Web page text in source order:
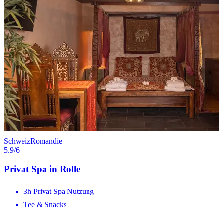
SchweizRomandie
5.9/6
Privat Spa in Rolle
3h Privat Spa Nutzung
Tee & Snacks